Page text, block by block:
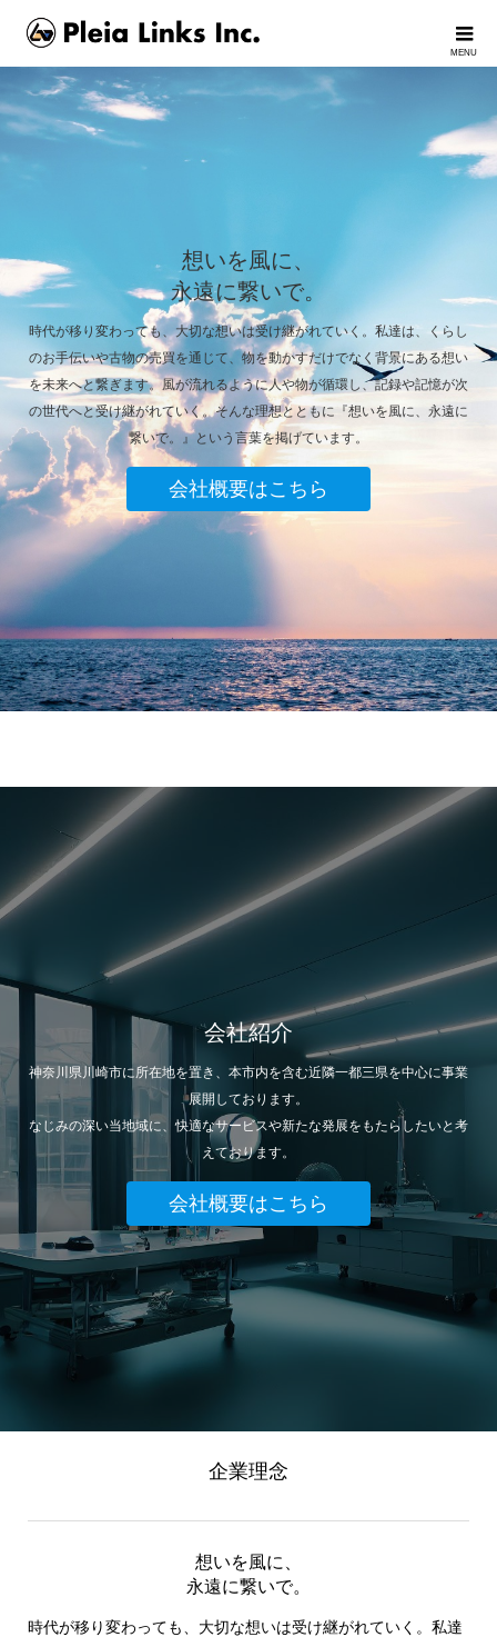
想いを風に、
永遠に繋いで。
時代が移り変わっても、大切な想いは受け継がれていく。私達は、くらし
のお手伝いや古物の売買を通じて、物を動かすだけでなく背景にある想い
を未来へと繋ぎます。風が流れるように人や物が循環し、記録や記憶が次
の世代へと受け継がれていく。そんな理想とともに『想いを風に、永遠に
繋いで。』という言葉を掲げています。
会社概要はこちら
会社紹介
神奈川県川崎市に所在地を置き、本市内を含む近隣一都三県を中心に事業
展開しております。
なじみの深い当地域に、快適なサービスや新たな発展をもたらしたいと考
えております。
会社概要はこちら
企業理念
想いを風に、
永遠に繋いで。
時代が移り変わっても、大切な想いは受け継がれていく。私達